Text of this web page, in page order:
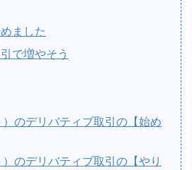
ました
で増やそう
のデリバティブ取引の【始め
のデリバティブ取引の【やり